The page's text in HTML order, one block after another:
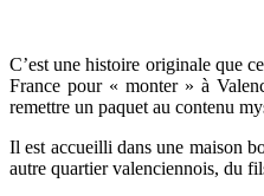
C’est une histoire originale que
France pour « monter » à
remettre un paquet au contenu
Il est accueilli dans une maison
autre quartier valenciennois, du